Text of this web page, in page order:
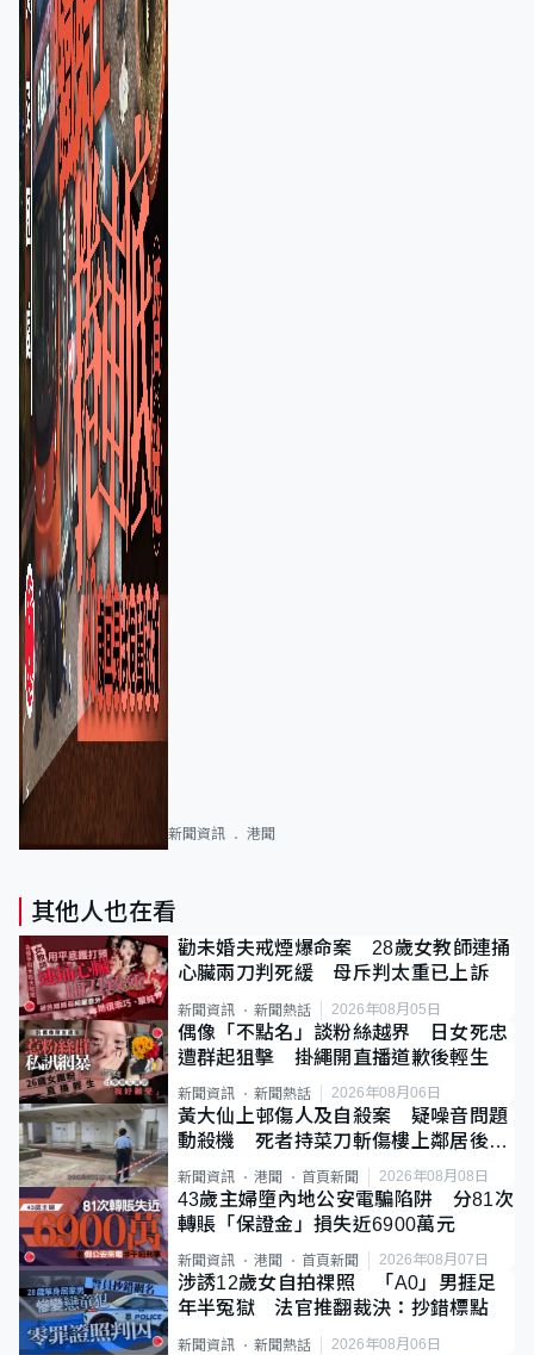
新聞資訊 港聞
其他人也在看
勸未婚夫戒煙爆命案 28歲女教師連捅
心臟兩刀判死緩 母斥判太重已上訴
新聞資訊 新聞熱話 2026年08月05日
偶像「不點名」談粉絲越界 日女死忠
遭群起狙擊 掛繩開直播道歉後輕生
新聞資訊 新聞熱話 2026年08月06日
黃大仙上邨傷人及自殺案 疑噪音問題
動殺機 死者持菜刀斬傷樓上鄰居後墮
斃
新聞資訊 港聞 首頁新聞 2026年08月08日
43歲主婦墮內地公安電騙陷阱 分81次
轉賬「保證金」損失近6900萬元
新聞資訊 港聞 首頁新聞 2026年08月07日
涉誘12歲女自拍祼照 「A0」男捱足
年半冤獄 法官推翻裁決：抄錯標點
新聞資訊 新聞熱話 2026年08月06日